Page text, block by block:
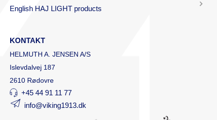
English HAJ LIGHT products
KONTAKT
HELMUTH A. JENSEN A/S
Islevdalvej 187
2610 Rødovre
+45 44 91 11 77
info@viking1913.dk